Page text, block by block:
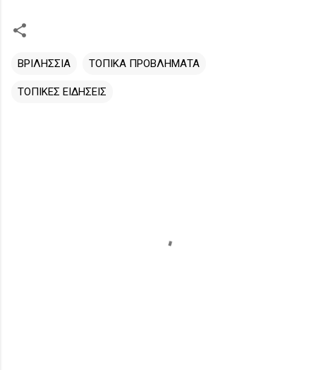
ΒΡΙΛΗΣΣΙΑ ΤΟΠΙΚΑ ΠΡΟΒΛΗΜΑΤΑ
ΤΟΠΙΚΕΣ ΕΙΔΗΣΕΙΣ